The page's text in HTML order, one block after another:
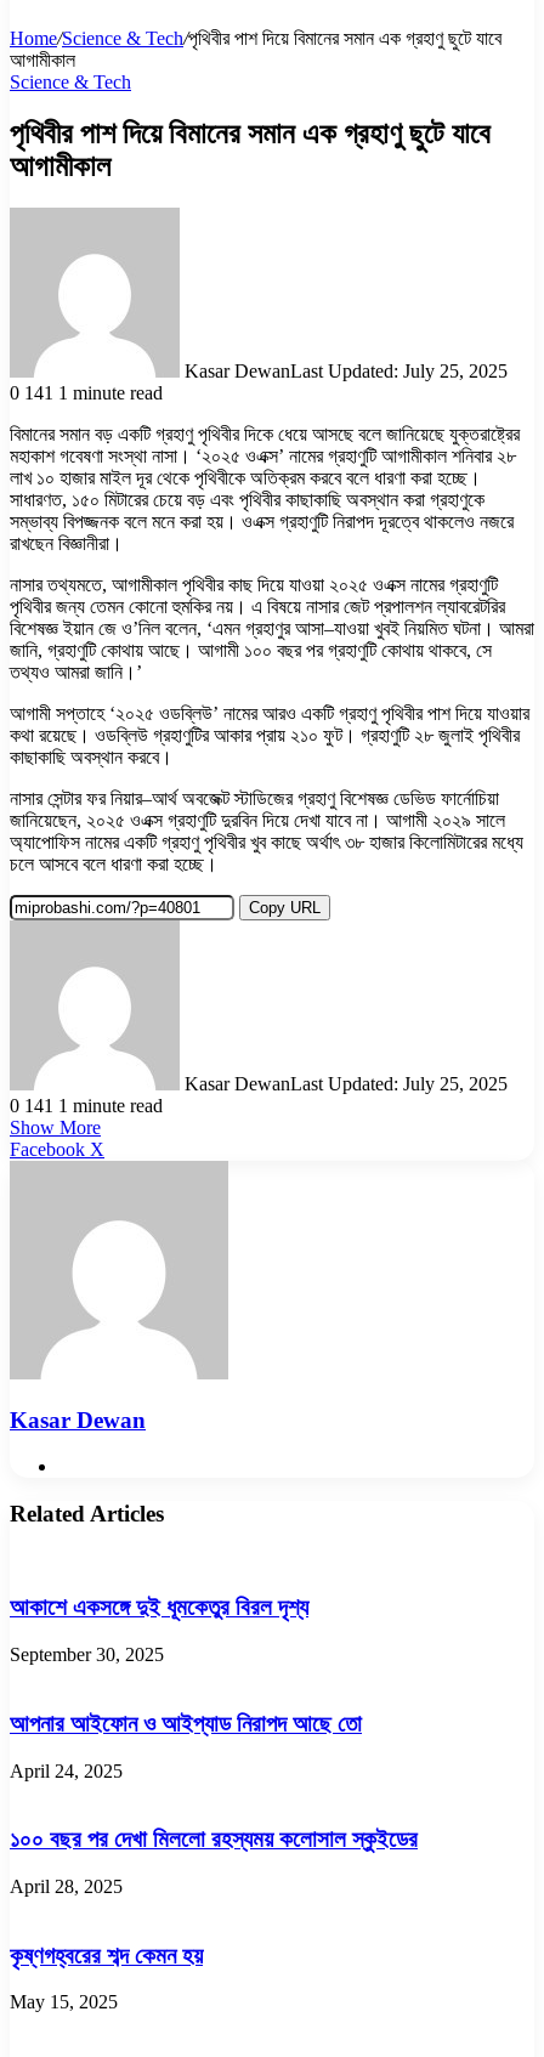
Home/Science & Tech/পৃথিবীর পাশ দিয়ে বিমানের সমান এক গ্রহাণু ছুটে যাবে
আগামীকাল
Science & Tech
পৃথিবীর পাশ দিয়ে বিমানের সমান এক গ্রহাণু ছুটে যাবে
আগামীকাল
Kasar DewanLast Updated: July 25, 2025
0 141 1 minute read
বিমানের সমান বড় একটি গ্রহাণু পৃথিবীর দিকে ধেয়ে আসছে বলে জানিয়েছে যুক্তরাষ্ট্রের
মহাকাশ গবেষণা সংস্থা নাসা। ‘২০২৫ ওএক্স’ নামের গ্রহাণুটি আগামীকাল শনিবার ২৮
লাখ ১০ হাজার মাইল দূর থেকে পৃথিবীকে অতিক্রম করবে বলে ধারণা করা হচ্ছে।
সাধারণত, ১৫০ মিটারের চেয়ে বড় এবং পৃথিবীর কাছাকাছি অবস্থান করা গ্রহাণুকে
সম্ভাব্য বিপজ্জনক বলে মনে করা হয়। ওএক্স গ্রহাণুটি নিরাপদ দূরত্বে থাকলেও নজরে
রাখছেন বিজ্ঞানীরা।
নাসার তথ্যমতে, আগামীকাল পৃথিবীর কাছ দিয়ে যাওয়া ২০২৫ ওএক্স নামের গ্রহাণুটি
পৃথিবীর জন্য তেমন কোনো হুমকির নয়। এ বিষয়ে নাসার জেট প্রপালশন ল্যাবরেটরির
বিশেষজ্ঞ ইয়ান জে ও’নিল বলেন, ‘এমন গ্রহাণুর আসা–যাওয়া খুবই নিয়মিত ঘটনা। আমরা
জানি, গ্রহাণুটি কোথায় আছে। আগামী ১০০ বছর পর গ্রহাণুটি কোথায় থাকবে, সে
তথ্যও আমরা জানি।’
আগামী সপ্তাহে ‘২০২৫ ওডব্লিউ’ নামের আরও একটি গ্রহাণু পৃথিবীর পাশ দিয়ে যাওয়ার
কথা রয়েছে। ওডব্লিউ গ্রহাণুটির আকার প্রায় ২১০ ফুট। গ্রহাণুটি ২৮ জুলাই পৃথিবীর
কাছাকাছি অবস্থান করবে।
নাসার সেন্টার ফর নিয়ার–আর্থ অবজেক্ট স্টাডিজের গ্রহাণু বিশেষজ্ঞ ডেভিড ফার্নোচিয়া
জানিয়েছেন, ২০২৫ ওএক্স গ্রহাণুটি দুরবিন দিয়ে দেখা যাবে না। আগামী ২০২৯ সালে
অ্যাপোফিস নামের একটি গ্রহাণু পৃথিবীর খুব কাছে অর্থাৎ ৩৮ হাজার কিলোমিটারের মধ্যে
চলে আসবে বলে ধারণা করা হচ্ছে।
Copy URL
Kasar DewanLast Updated: July 25, 2025
0 141 1 minute read
Show More
Facebook X
Kasar Dewan
Related Articles
আকাশে একসঙ্গে দুই ধূমকেতুর বিরল দৃশ্য
September 30, 2025
আপনার আইফোন ও আইপ্যাড নিরাপদ আছে তো
April 24, 2025
১০০ বছর পর দেখা মিললো রহস্যময় কলোসাল স্কুইডের
April 28, 2025
কৃষ্ণগহ্বরের শব্দ কেমন হয়
May 15, 2025